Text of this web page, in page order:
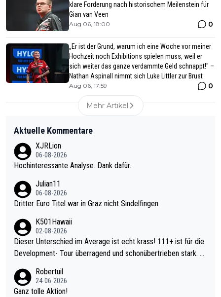
klare Forderung nach historischem Meilenstein für
Gian van Veen
Aug 06, 18:00 0
„Er ist der Grund, warum ich eine Woche vor meiner
Hochzeit noch Exhibitions spielen muss, weil er
sich weiter das ganze verdammte Geld schnappt!" –
Nathan Aspinall nimmt sich Luke Littler zur Brust
Aug 06, 17:59 0
Mehr Artikel
Aktuelle Kommentare
XJRLion
06-08-2026
Hochinteressante Analyse. Dank dafür.
Julian11
06-08-2026
Dritter Euro Titel war in Graz nicht Sindelfingen
K501Hawaii
02-08-2026
Dieser Unterschied im Average ist echt krass! 111+ ist für die
Development- Tour überragend und schonübertrieben stark. U
mal 40+ erst recht. Da gewinnst keinen Blumentopf - ist ja noc
h krasser wie ein Pokalspiel eines Kreisligisten vs einem Bund
Robertuil
24-06-2026
Ganz tolle Aktion!